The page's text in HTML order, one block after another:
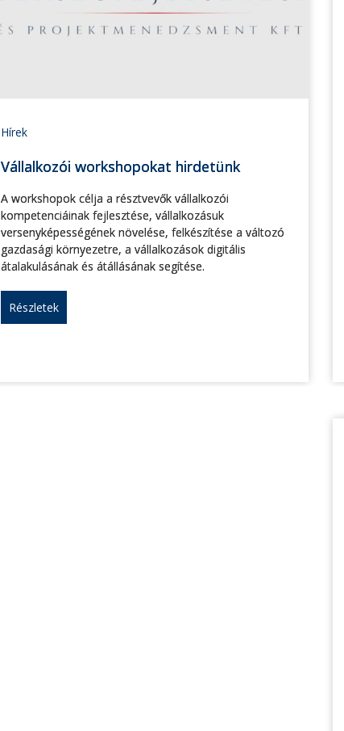
Hírek
Vállalkozói workshopokat hirdetünk
A workshopok célja a résztvevők vállalkozói
kompetenciáinak fejlesztése, vállalkozásuk
versenyképességének növelése, felkészítése a változó
gazdasági környezetre, a vállalkozások digitális
átalakulásának és átállásának segítése.
Részletek